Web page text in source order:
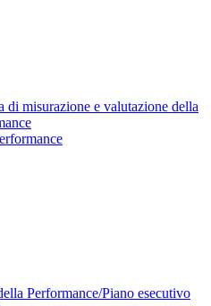
di misurazione e valutazione della
Performance/Piano esecutivo